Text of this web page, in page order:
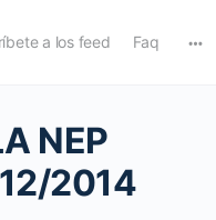
a los feed Faq
NEP
2014